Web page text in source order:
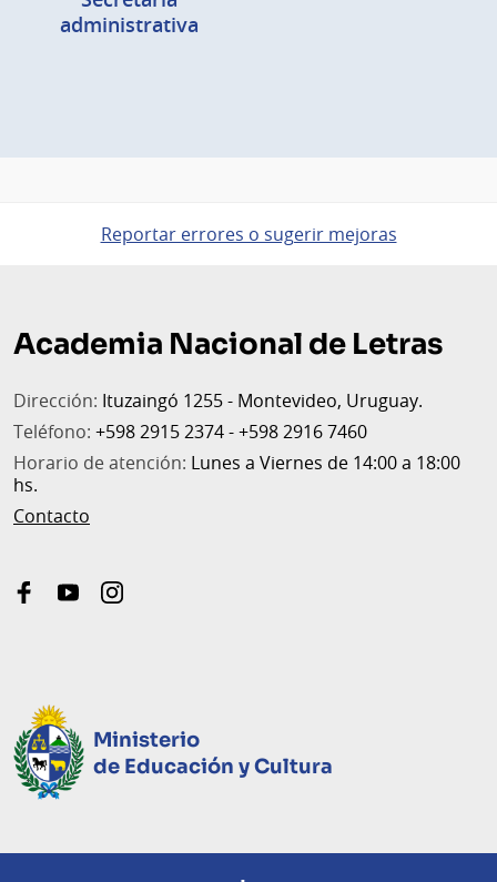
administrativa
Reportar errores o sugerir mejoras
de
página
Academia Nacional de Letras
Dirección: Ituzaingó 1255 - Montevideo, Uruguay.
Teléfono: +598 2915 2374 - +598 2916 7460
Horario de atención: Lunes a Viernes de 14:00 a 18:00
hs.
Contacto
facebookyoutubeinstagram
Ministerio
de Educación y Cultura